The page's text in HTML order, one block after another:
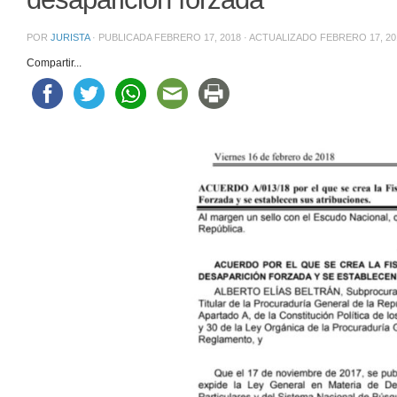
POR JURISTA · PUBLICADA FEBRERO 17, 2018 · ACTUALIZADO FEBRERO 17,
Compartir...